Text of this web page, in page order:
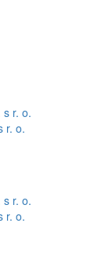
r. o.
r. o.